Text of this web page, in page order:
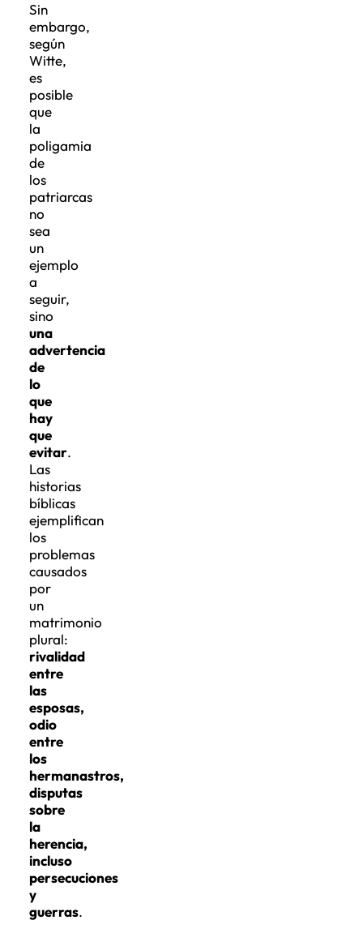
Sin
embargo,
según
Witte,
es
posible
que
la
poligamia
de
los
patriarcas
no
sea
un
ejemplo
a
seguir,
sino
una
advertencia
de
lo
que
hay
que
evitar.
Las
historias
bíblicas
ejemplifican
los
problemas
causados
por
un
matrimonio
plural:
rivalidad
entre
las
esposas,
odio
entre
los
hermanastros,
disputas
sobre
la
herencia,
incluso
persecuciones
y
guerras.